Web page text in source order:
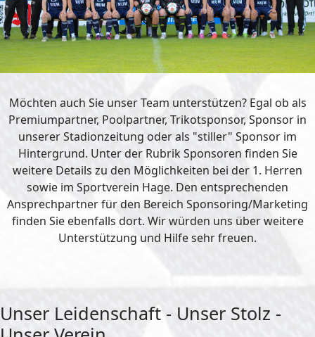
Möchten auch Sie unser Team unterstützen? Egal ob als
Premiumpartner, Poolpartner, Trikotsponsor, Sponsor in
unserer Stadionzeitung oder als "stiller" Sponsor im
Hintergrund. Unter der Rubrik Sponsoren finden Sie
weitere Details zu den Möglichkeiten bei der 1. Herren
sowie im Sportverein Hage. Den entsprechenden
Ansprechpartner für den Bereich Sponsoring/Marketing
finden Sie ebenfalls dort. Wir würden uns über weitere
Unterstützung und Hilfe sehr freuen.
Unser Leidenschaft - Unser Stolz -